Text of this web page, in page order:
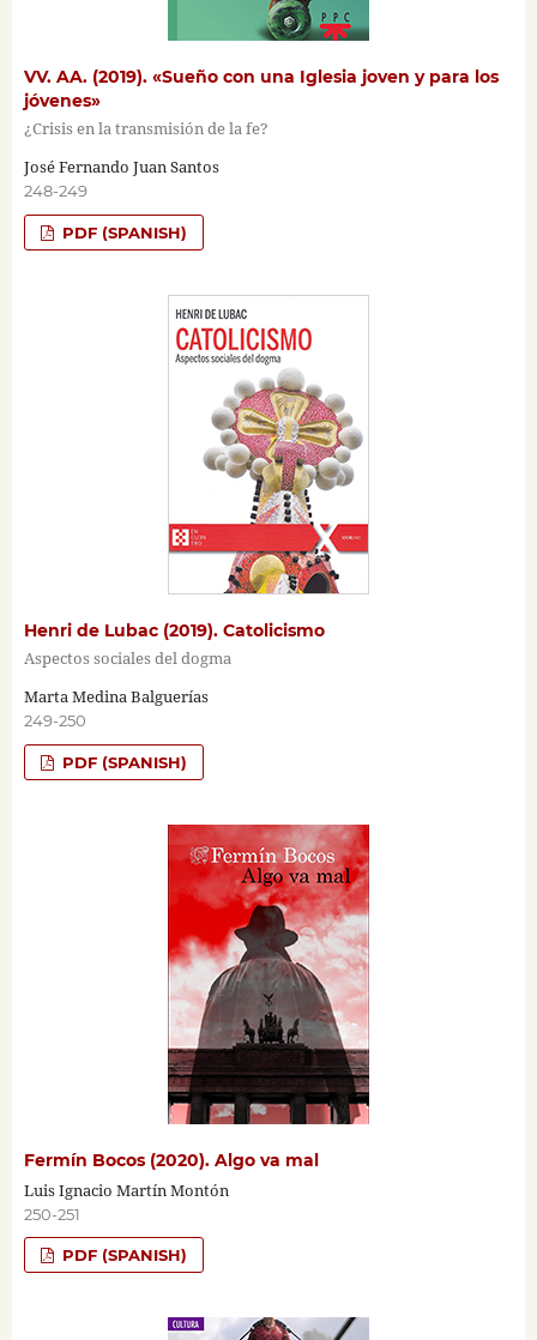
VV. AA. (2019). «Sueño con una Iglesia joven y para los
jóvenes»
¿Crisis en la transmisión de la fe?
José Fernando Juan Santos
248-249
PDF (SPANISH)
Henri de Lubac (2019). Catolicismo
Aspectos sociales del dogma
Marta Medina Balguerías
249-250
PDF (SPANISH)
Fermín Bocos (2020). Algo va mal
Luis Ignacio Martín Montón
250-251
PDF (SPANISH)